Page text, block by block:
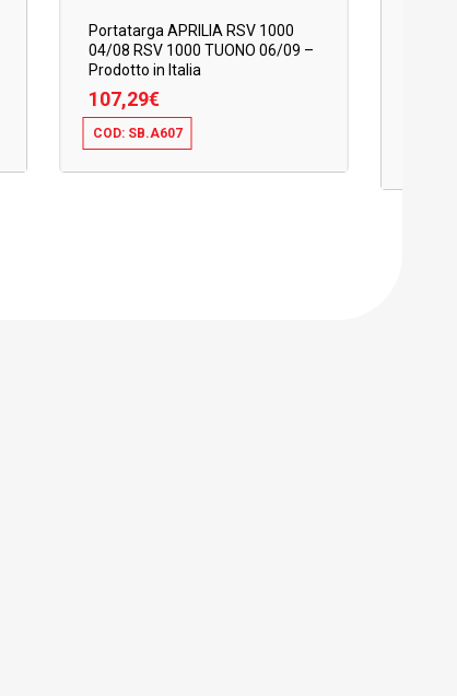
Portatarga APRILIA RSV 1000
04/08 RSV 1000 TUONO 06/09 –
Prodotto in Italia
107,29€
COD: SB.A607
107,29€